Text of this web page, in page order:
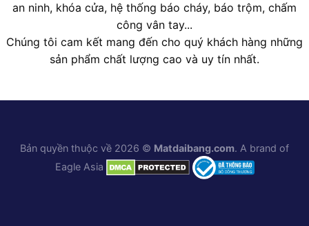
an ninh, khóa cửa, hệ thống báo cháy, báo trộm, chấm
công vân tay...
Chúng tôi cam kết mang đến cho quý khách hàng những
sản phẩm chất lượng cao và uy tín nhất.
Bản quyền thuộc về 2026 © Matdaibang.com. A brand of
Eagle Asia